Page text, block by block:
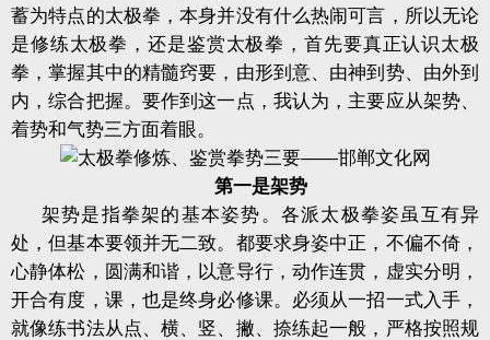
蓄为特点的太极拳，本身并没有什么热闹可言，所以无论
是修练太极拳，还是鉴赏太极拳，首先要真正认识太极
拳，掌握其中的精髓窍要，由形到意、由神到势、由外到
内，综合把握。要作到这一点，我认为，主要应从架势、
着势和气势三方面着眼。
第一是架势
架势是指拳架的基本姿势。各派太极拳姿虽互有异
处，但基本要领并无二致。都要求身姿中正，不偏不倚，
心静体松，圆满和谐，以意导行，动作连贯，虚实分明，
开合有度，课，也是终身必修课。必须从一招一式入手，
就像练书法从点、横、竖、撇、捺练起一般，严格按照规